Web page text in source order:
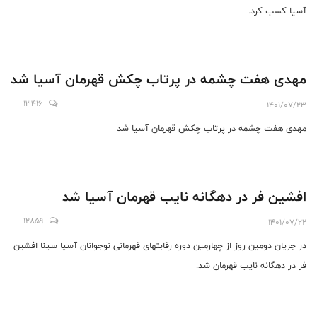
آسیا کسب کرد.
مهدی هفت چشمه در پرتاب چکش قهرمان آسیا شد
1401/07/23
13416
مهدی هفت چشمه در پرتاب چکش قهرمان آسیا شد
افشین فر در دهگانه نایب قهرمان آسیا شد
1401/07/22
12859
در جریان دومین روز از چهارمین دوره رقابتهای قهرمانی نوجوانان آسیا سینا افشین
فر در دهگانه نایب قهرمان شد.